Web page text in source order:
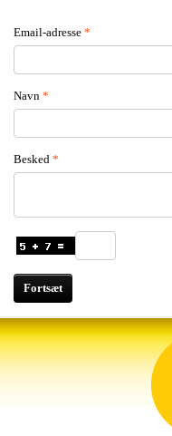
Email-adresse
Navn
Besked
Fortsæt